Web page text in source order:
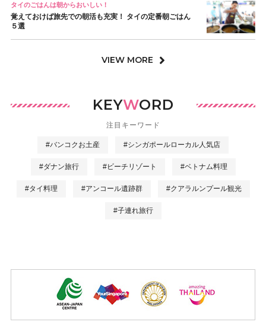
タイのごはんは朝からおいしい！
覚えておけば旅先での朝活も充実！ タイの定番朝ごはん
５選
VIEW MORE
KEYWORD
注目キーワード
#バンコクお土産 #シンガポールローカル人気店
#ダナン旅行 #ビーチリゾート #ベトナム料理
#タイ料理 #アンコール遺跡群 #クアラルンプール観光
#子連れ旅行